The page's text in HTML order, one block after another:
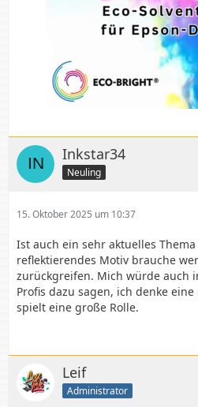
Inkstar34
Neuling
15. Oktober 2025 um 10:37
Ist auch ein sehr aktuelles
reflektierendes Motiv brauche
zurückgreifen. Mich würde auch
Profis dazu sagen, ich denke
spielt eine große Rolle.
Leif
Administrator